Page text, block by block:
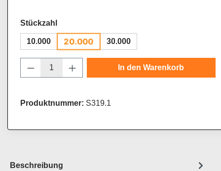
Stückzahl auswählen
10.000 20.000 30.000
Produkt Anzahl: Gib den gewünschten
In den Warenkorb
Produktnummer: S319.1
Beschreibung